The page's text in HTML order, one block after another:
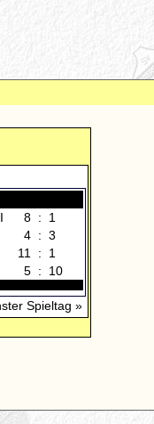
8 :
1
4 : 3
11 :
1
5 : 10
Spieltag »